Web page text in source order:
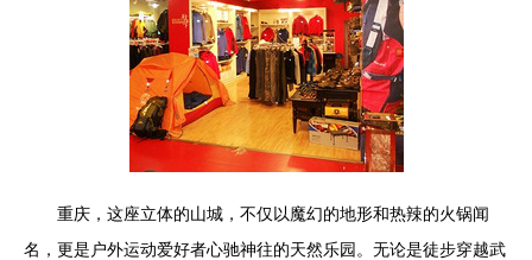
重庆，这座立体的山城，不仅以魔幻的地形和热辣的火锅闻
名，更是户外运动爱好者心驰神往的天然乐园。无论是徒步穿越武